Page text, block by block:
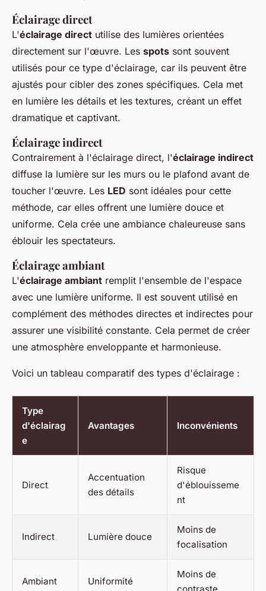
Éclairage direct
L'éclairage direct utilise des lumières orientées
directement sur l'œuvre. Les spots sont souvent
utilisés pour ce type d'éclairage, car ils peuvent être
ajustés pour cibler des zones spécifiques. Cela met
en lumière les détails et les textures, créant un effet
dramatique et captivant.
Éclairage indirect
Contrairement à l'éclairage direct, l'éclairage indirect
diffuse la lumière sur les murs ou le plafond avant de
toucher l'œuvre. Les LED sont idéales pour cette
méthode, car elles offrent une lumière douce et
uniforme. Cela crée une ambiance chaleureuse sans
éblouir les spectateurs.
Éclairage ambiant
L'éclairage ambiant remplit l'ensemble de l'espace
avec une lumière uniforme. Il est souvent utilisé en
complément des méthodes directes et indirectes pour
assurer une visibilité constante. Cela permet de créer
une atmosphère enveloppante et harmonieuse.
Voici un tableau comparatif des types d'éclairage :
Type
d'éclairag
e
Avantages Inconvénients
Direct
Accentuation
des détails
Risque
d'éblouisseme
nt
Indirect Lumière douce
Moins de
focalisation
Ambiant Uniformité
Moins de